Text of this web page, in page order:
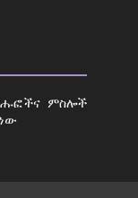
ምስሎች